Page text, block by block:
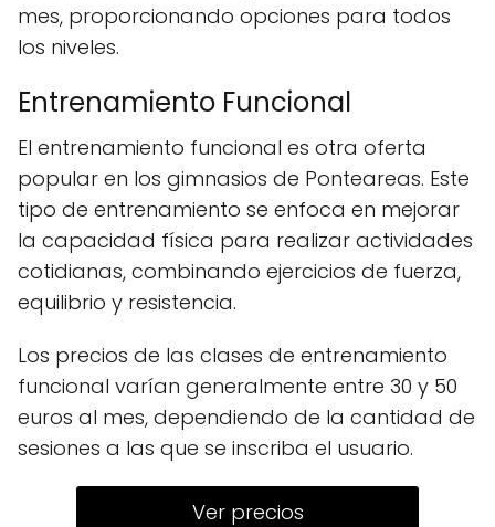
mes, proporcionando opciones para todos
los niveles.
Entrenamiento Funcional
El entrenamiento funcional es otra oferta
popular en los gimnasios de Ponteareas. Este
tipo de entrenamiento se enfoca en mejorar
la capacidad física para realizar actividades
cotidianas, combinando ejercicios de fuerza,
equilibrio y resistencia.
Los precios de las clases de entrenamiento
funcional varían generalmente entre 30 y 50
euros al mes, dependiendo de la cantidad de
sesiones a las que se inscriba el usuario.
Ver precios